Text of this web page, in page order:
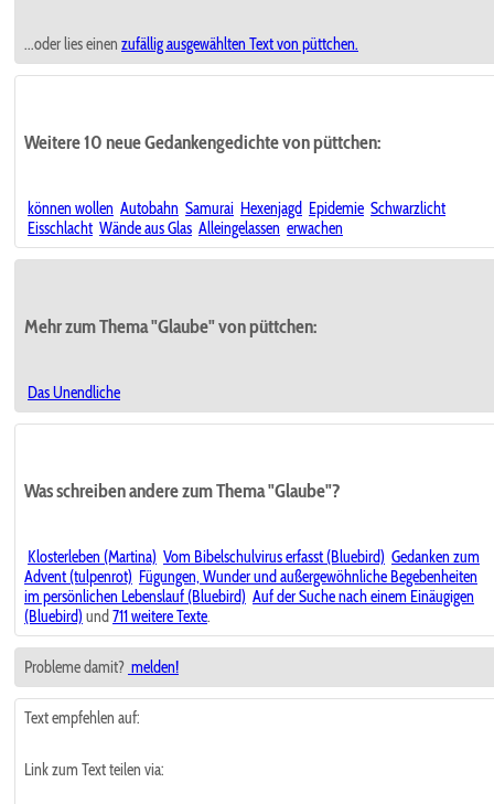
...oder lies einen zufällig ausgewählten Text von püttchen.
Weitere 10 neue Gedankengedichte von püttchen:
können wollen Autobahn Samurai Hexenjagd Epidemie Schwarzlicht
Eisschlacht Wände aus Glas Alleingelassen erwachen
Mehr zum Thema "Glaube" von püttchen:
Das Unendliche
Was schreiben andere zum Thema "Glaube"?
Klosterleben (Martina) Vom Bibelschulvirus erfasst (Bluebird) Gedanken zum
Advent (tulpenrot) Fügungen, Wunder und außergewöhnliche Begebenheiten
im persönlichen Lebenslauf (Bluebird) Auf der Suche nach einem Einäugigen
(Bluebird) und 711 weitere Texte.
Probleme damit? melden!
Text empfehlen auf:
Link zum Text teilen via: